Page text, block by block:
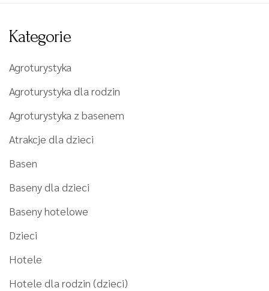
Kategorie
Agroturystyka
Agroturystyka dla rodzin
Agroturystyka z basenem
Atrakcje dla dzieci
Basen
Baseny dla dzieci
Baseny hotelowe
Dzieci
Hotele
Hotele dla rodzin (dzieci)